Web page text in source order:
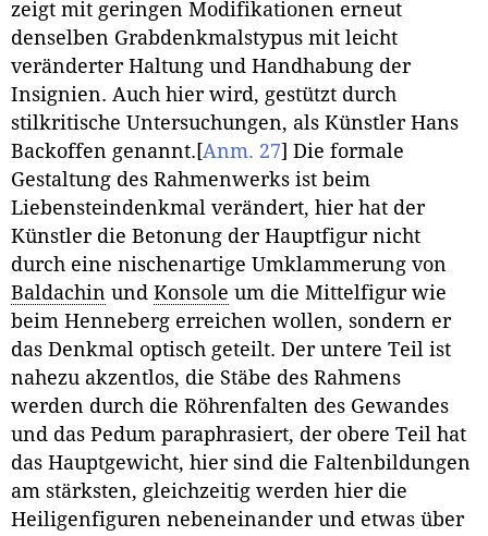
zeigt mit geringen Modifikationen erneut
denselben Grabdenkmalstypus mit leicht
veränderter Haltung und Handhabung der
Insignien. Auch hier wird, gestützt durch
stilkritische Untersuchungen, als Künstler Hans
Backoffen genannt. [Anm. 27] Die formale
Gestaltung des Rahmenwerks ist beim
Liebensteindenkmal verändert, hier hat der
Künstler die Betonung der Hauptfigur nicht
durch eine nischenartige Umklammerung von
Baldachin und Konsole um die Mittelfigur wie
beim Henneberg erreichen wollen, sondern er
das Denkmal optisch geteilt. Der untere Teil ist
nahezu akzentlos, die Stäbe des Rahmens
werden durch die Röhrenfalten des Gewandes
und das Pedum paraphrasiert, der obere Teil hat
das Hauptgewicht, hier sind die Faltenbildungen
am stärksten, gleichzeitig werden hier die
Heiligenfiguren nebeneinander und etwas über